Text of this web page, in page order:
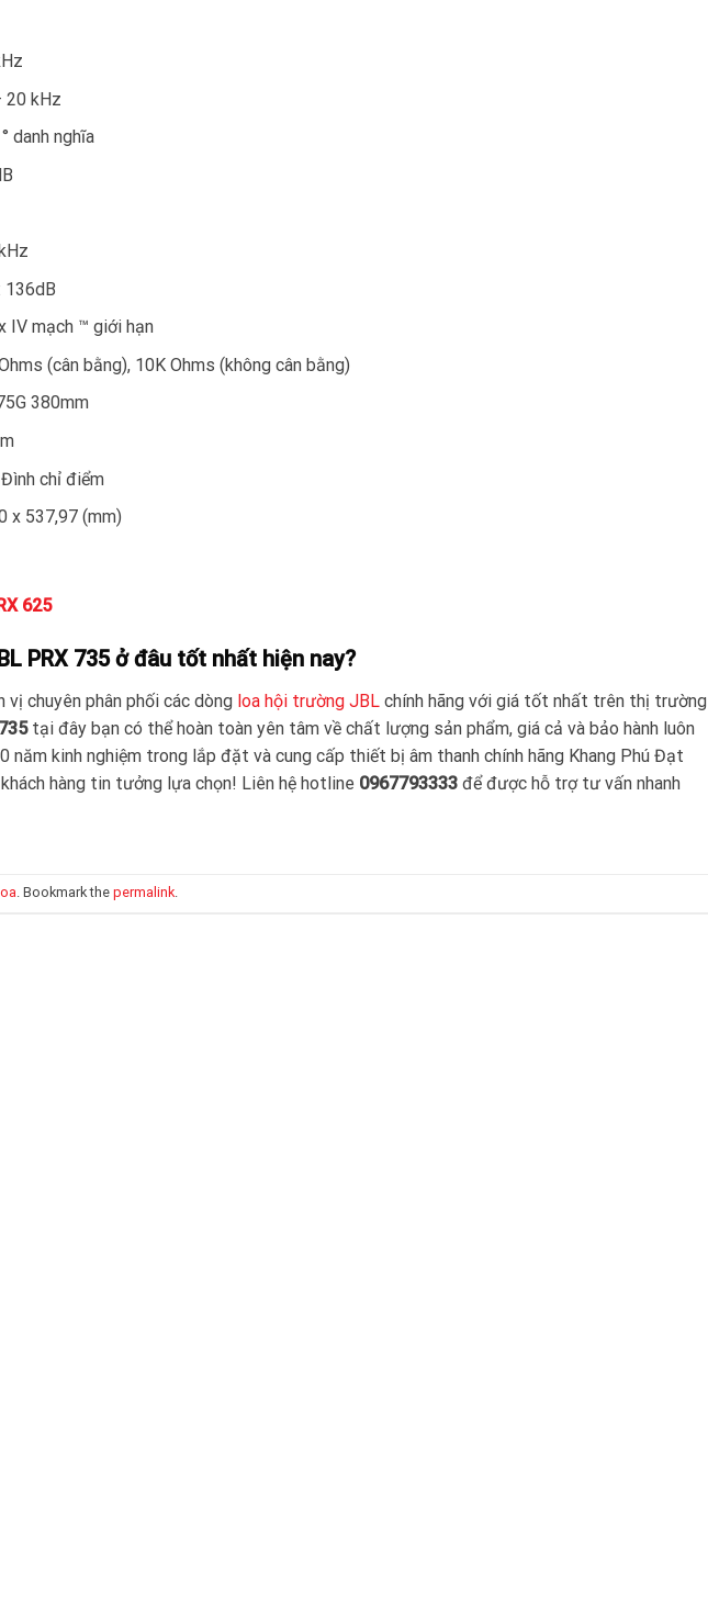
20 kHz
danh nghĩa
136dB
IV mạch ™ giới hạn
(cân bằng), 10K Ohms (không cân bằng)
380mm
chỉ điểm
x 537,97 (mm)
625
PRX 735 ở đâu tốt nhất hiện nay?
vị chuyên phân phối các dòng loa hội trường JBL chính hãng với giá tốt nhất trên thị trường
tại đây bạn có thể hoàn toàn yên tâm về chất lượng sản phẩm, giá cả và bảo hành luôn
năm kinh nghiệm trong lắp đặt và cung cấp thiết bị âm thanh chính hãng Khang Phú Đạt
hàng tin tưởng lựa chọn! Liên hệ hotline 0967793333 để được hỗ trợ tư vấn nhanh
. Bookmark the permalink.